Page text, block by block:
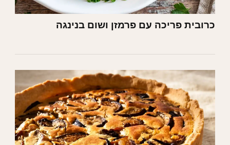
כרובית פריכה עם פרמזן ושום בנינגה